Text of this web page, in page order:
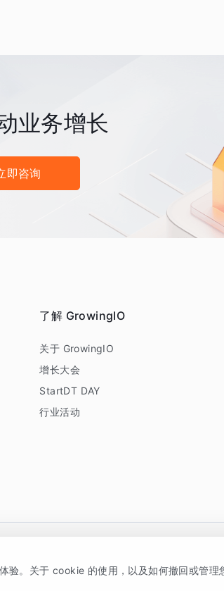
业务增长
即咨询
了解 GrowingIO
关于 GrowingIO
增长大会
StartDT DAY
行业活动
。关于 cookie 的使用，以及如何撤回或管理